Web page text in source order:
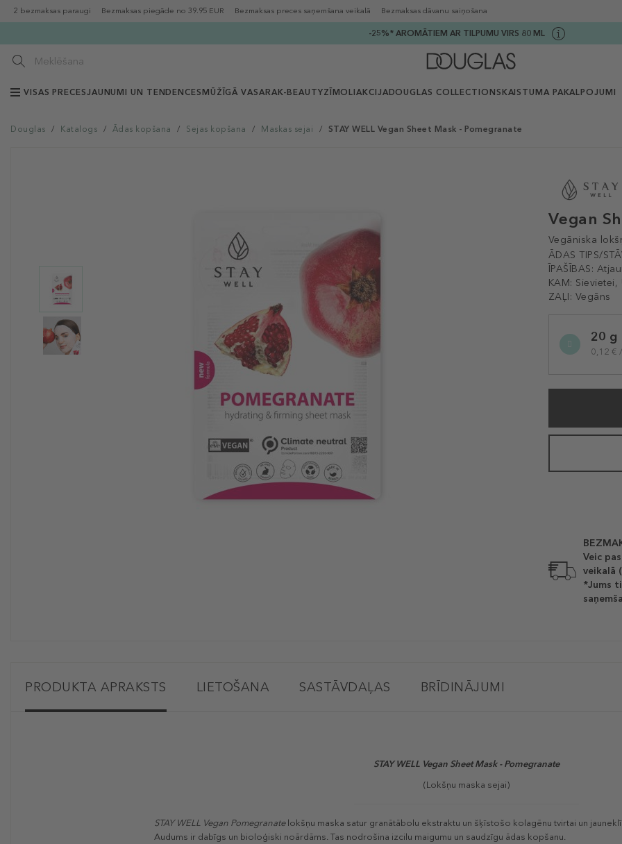
2 bezmaksas paraugi Bezmaksas piegāde no 39.95 EUR Bezmaksas preces saņemšana veikalā Bezmaksas dāvanu saiņošana
-25%* AROMĀTIEM AR TILPUMU VIRS 80 ML
VISAS PRECESJAUNUMI UN TENDENCES MŪŽĪGĀ VASARAK-BEAUTYZĪMOLIAKCIJADOUGLAS COLLECTION SKAISTUMA PAKALPOJUMI
Douglas / Katalogs / Ādas kopšana / Sejas kopšana / Maskas sejai / STAY WELL Vegan Sheet Mask - Pomegranate
Vegan
Vegāniska
ĀDAS TIPS/
ĪPAŠĪBAS:
KAM: Sievietei,
ZAĻI: Vegāns
variation20 g
0,12 €
Veic
veikalā
*Jums
PRODUKTA APRAKSTS LIETOŠANA SASTĀVDAĻAS BRĪDINĀJUMI
STAY WELL Vegan Sheet Mask - Pomegranate
(Lokšņu maska sejai)
STAY WELL Vegan Pomegranatelokšņu maska satur granātābolu ekstraktu un šķīstošo kolagēnu tvirtai un
Audums ir dabīgs un bioloģiski noārdāms. Tas nodrošina izcilu maigumu un saudzīgu ādas kopšanu.